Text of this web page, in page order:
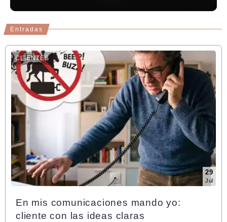
Entradas
CLIENTES
29
Jul
En mis comunicaciones mando yo:
cliente con las ideas claras